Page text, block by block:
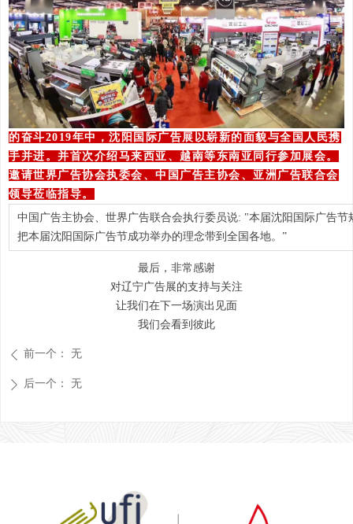
的奋斗2019年中，沈阳国际广告展以崭新的面貌与全国人民携
手并进。并首次介绍马来西亚、越南等东南亚同行参加展会。
邀请世界广告协会执委会、中国广告主协会、亚洲广告联合会
领导莅临指导。
中国广告主协会、世界广告联合会执行委员说: "本届沈阳国际广告
把本届沈阳国际广告节成功举办的理念带到全国各地。”
最后，非常感谢
对辽宁广告展的支持与关注
让我们在下一场演出见面
我们会看到彼此
ꄴ 前一个： 无
ꄲ 后一个： 无